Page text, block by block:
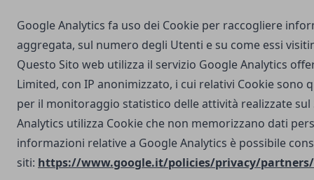
Google Analytics fa uso dei Cookie per raccogliere
aggregata, sul numero degli Utenti e su come essi
Questo Sito web utilizza il servizio Google Analytics
Limited, con IP anonimizzato, i cui relativi Cookie sono
per il monitoraggio statistico delle attività realizzate sul
Analytics utilizza Cookie che non memorizzano dati
informazioni relative a Google Analytics è possibile
siti: https://www.google.it/policies/privacy/partners/